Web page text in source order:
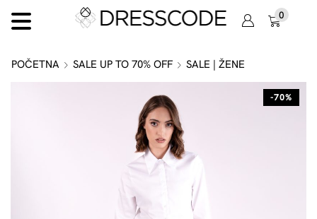
0
POČETNA SALE UP TO 70% OFF SALE | ŽENE
-70%